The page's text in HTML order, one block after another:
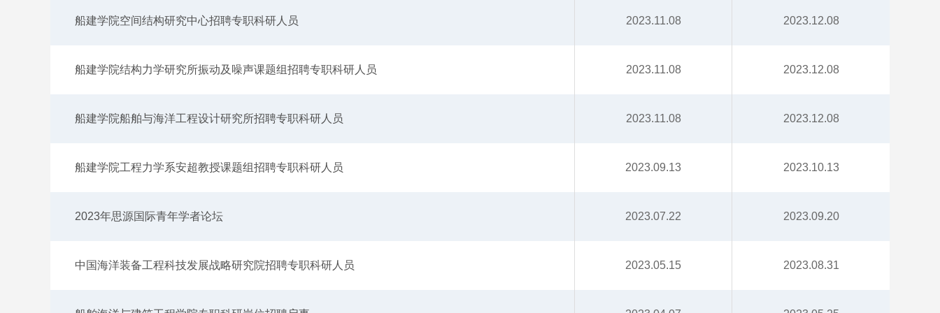
船建学院空间结构研究中心招聘专职科研人员 2023.11.08 2023.12.08
船建学院结构力学研究所振动及噪声课题组招聘专职科研人员 2023.11.08 2023.12.08
船建学院船舶与海洋工程设计研究所招聘专职科研人员 2023.11.08 2023.12.08
船建学院工程力学系安超教授课题组招聘专职科研人员 2023.09.13 2023.10.13
2023年思源国际青年学者论坛 2023.07.22 2023.09.20
中国海洋装备工程科技发展战略研究院招聘专职科研人员 2023.05.15 2023.08.31